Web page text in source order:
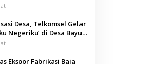
Desa, Telkomsel Gelar
Negeriku’ di Desa Bayu
Ekspor Fabrikasi Baja